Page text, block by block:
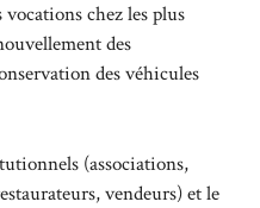
chez les plus
des
des véhicules
(associations,
vendeurs) et le